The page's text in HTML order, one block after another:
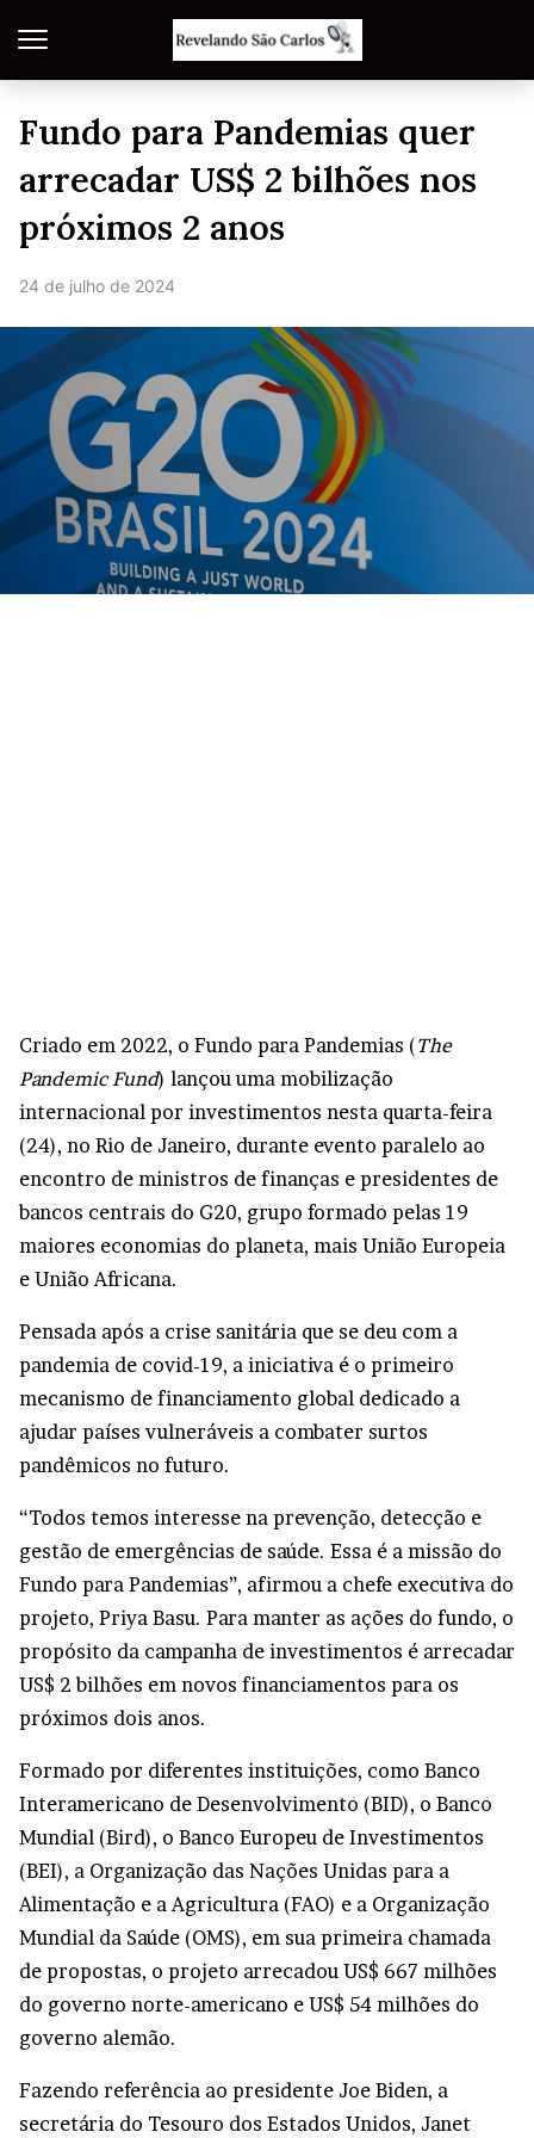
Fundo para Pandemias quer
arrecadar US$ 2 bilhões nos
próximos 2 anos
24 de julho de 2024
Criado em 2022, o Fundo para Pandemias (The
Pandemic Fund) lançou uma mobilização
internacional por investimentos nesta quarta-feira
(24), no Rio de Janeiro, durante evento paralelo ao
encontro de ministros de finanças e presidentes de
bancos centrais do G20, grupo formado pelas 19
maiores economias do planeta, mais União Europeia
e União Africana.
Pensada após a crise sanitária que se deu com a
pandemia de covid-19, a iniciativa é o primeiro
mecanismo de financiamento global dedicado a
ajudar países vulneráveis a combater surtos
pandêmicos no futuro.
“Todos temos interesse na prevenção, detecção e
gestão de emergências de saúde. Essa é a missão do
Fundo para Pandemias”, afirmou a chefe executiva do
projeto, Priya Basu. Para manter as ações do fundo, o
propósito da campanha de investimentos é arrecadar
US$ 2 bilhões em novos financiamentos para os
próximos dois anos.
Formado por diferentes instituições, como Banco
Interamericano de Desenvolvimento (BID), o Banco
Mundial (Bird), o Banco Europeu de Investimentos
(BEI), a Organização das Nações Unidas para a
Alimentação e a Agricultura (FAO) e a Organização
Mundial da Saúde (OMS), em sua primeira chamada
de propostas, o projeto arrecadou US$ 667 milhões
do governo norte-americano e US$ 54 milhões do
governo alemão.
Fazendo referência ao presidente Joe Biden, a
secretária do Tesouro dos Estados Unidos, Janet